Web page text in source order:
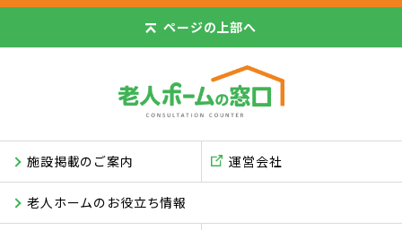
ページの 上部へ
施設掲載のご案内
老人ホームのお役立ち情報
運営会社